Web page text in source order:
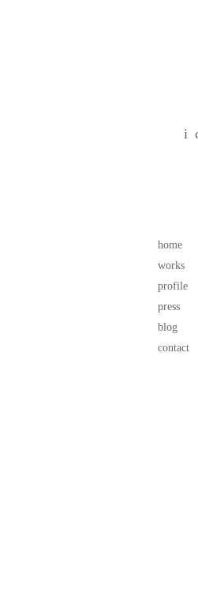
home
works
profile
press
blog
contact